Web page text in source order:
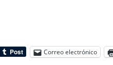
Correo electrónico